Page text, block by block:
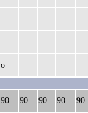
о
90 90 90 90 90